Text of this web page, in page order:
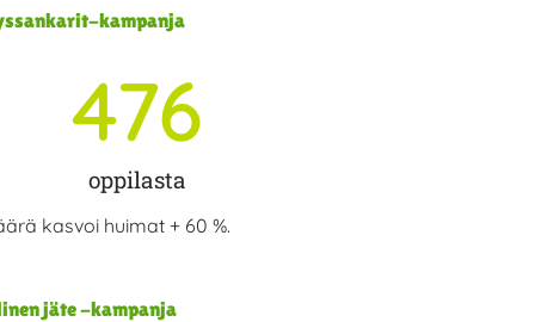
kampanja
oppilasta
476
kasvoi huimat + 60 %.
jäte -kampanja